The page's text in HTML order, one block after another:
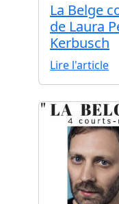
La Belge
de Laura
Kerbusch
Lire l'article